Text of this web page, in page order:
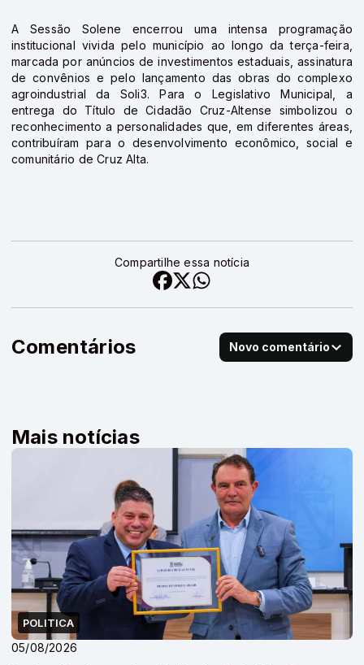
A Sessão Solene encerrou uma intensa programação
institucional vivida pelo município ao longo da terça-feira,
marcada por anúncios de investimentos estaduais, assinatura
de convênios e pelo lançamento das obras do complexo
agroindustrial da Soli3. Para o Legislativo Municipal, a
entrega do Título de Cidadão Cruz-Altense simbolizou o
reconhecimento a personalidades que, em diferentes áreas,
contribuíram para o desenvolvimento econômico, social e
comunitário de Cruz Alta.
Compartilhe essa notícia
Comentários Novo comentário
Mais notícias
POLITICA
05/08/2026